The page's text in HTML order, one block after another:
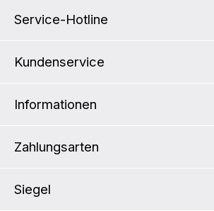
Service-Hotline
Kundenservice
Informationen
Zahlungsarten
Siegel